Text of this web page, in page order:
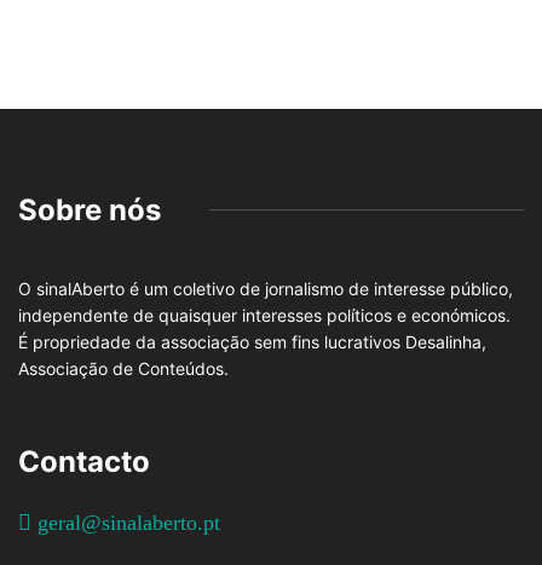
Sobre nós
O sinalAberto é um coletivo de jornalismo de interesse público,
independente de quaisquer interesses políticos e económicos.
É propriedade da associação sem fins lucrativos Desalinha,
Associação de Conteúdos.
Contacto
geral@sinalaberto.pt